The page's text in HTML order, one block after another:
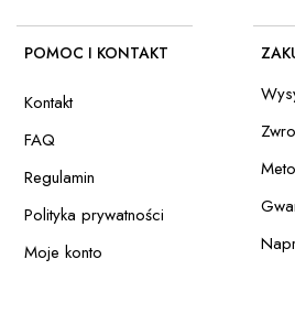
POMOC I KONTAKT
Kontakt
FAQ
Regulamin
Polityka prywatności
Moje konto